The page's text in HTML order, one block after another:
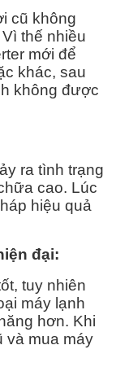
cũ không
thế nhiều
mới để
khác, sau
không được
ra tình trạng
cao. Lúc
hiệu quả
đại:
tuy nhiên
máy lạnh
hơn. Khi
và mua máy